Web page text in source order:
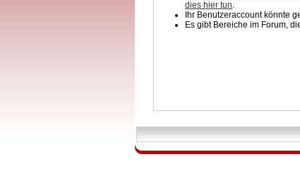
dies hier tun.
Ihr Benutzeraccount könnte
Es gibt Bereiche im Forum,